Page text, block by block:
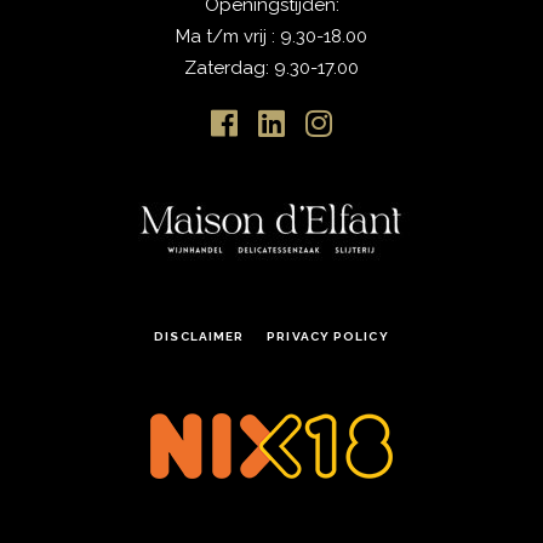
Openingstijden:
Ma t/m vrij : 9.30-18.00
Zaterdag: 9.30-17.00
DISCLAIMER PRIVACY POLICY